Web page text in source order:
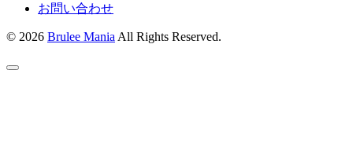
お問い合わせ
© 2026 Brulee Mania All Rights Reserved.